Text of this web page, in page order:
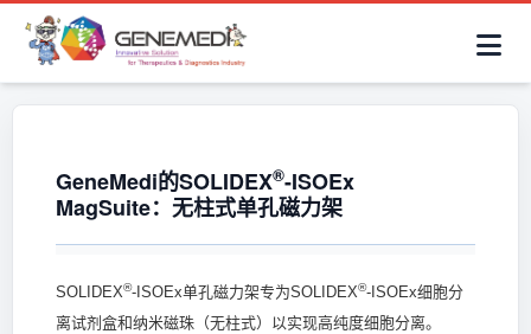
GeneMedi的SOLIDEX®-ISOEx
MagSuite：无柱式单孔磁力架
SOLIDEX®-ISOEx单孔磁力架专为SOLIDEX®-ISOEx细胞分
离试剂盒和纳米磁珠（无柱式）以实现高纯度细胞分离。